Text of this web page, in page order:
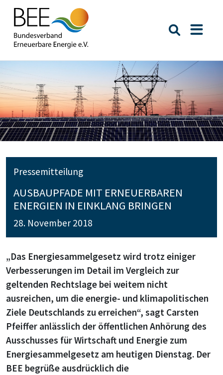
Suche
Pressemitteilung
AUSBAUPFADE MIT ERNEUERBAREN
ENERGIEN IN EINKLANG BRINGEN
28. November 2018
„Das Energiesammelgesetz wird trotz einiger
Verbesserungen im Detail im Vergleich zur
geltenden Rechtslage bei weitem nicht
ausreichen, um die energie- und klimapolitischen
Ziele Deutschlands zu erreichen“, sagt Carsten
Pfeiffer anlässlich der öffentlichen Anhörung des
Ausschusses für Wirtschaft und Energie zum
Energiesammelgesetz am heutigen Dienstag. Der
BEE begrüße ausdrücklich die